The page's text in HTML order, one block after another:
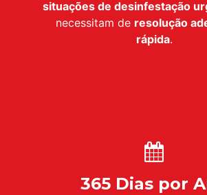
situações de desinfestação
necessitam de resolução
rápida.
365 Dias por